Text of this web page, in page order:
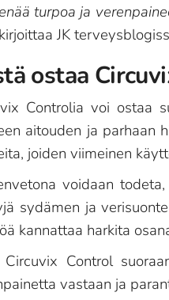
enää turpoa ja
kirjoittaa JK
ostaa
Controlia voi ostaa
aitouden ja parhaan
joiden viimeinen
voidaan
sydämen ja
kannattaa harkita
Circuvix Control
vastaan ja